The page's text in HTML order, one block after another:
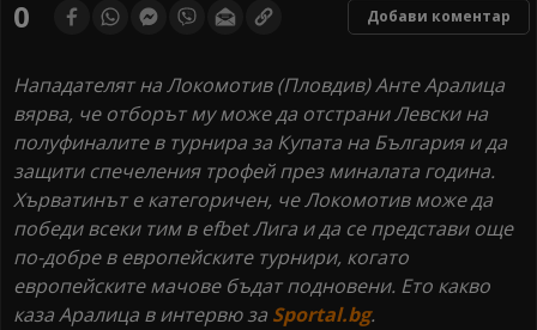
0 Добави коментар
Нападателят на Локомотив (Пловдив) Анте Аралица
вярва, че отборът му може да отстрани Левски на
полуфиналите в турнира за Купата на България и да
защити спечеления трофей през миналата година.
Хърватинът е категоричен, че Локомотив може да
победи всеки тим в efbet Лига и да се представи още
по-добре в европейските турнири, когато
европейските мачове бъдат подновени. Ето какво
каза Аралица в интервю за Sportal.bg.